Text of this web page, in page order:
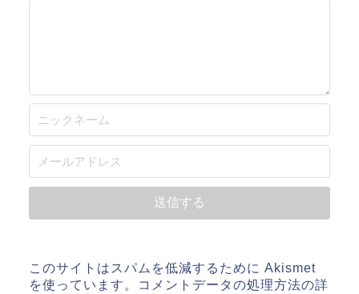
このサイトはスパムを低減するために Akismet
を使っています。
コメントデータの処理方法の詳